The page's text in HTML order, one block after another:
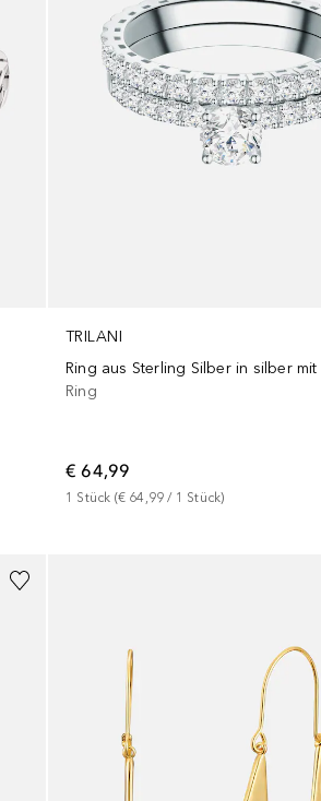
TRILANI
Ring aus Sterling Silber in silber
Ring
€ 64,99
1 Stück (€ 64,99 / 1 Stück)